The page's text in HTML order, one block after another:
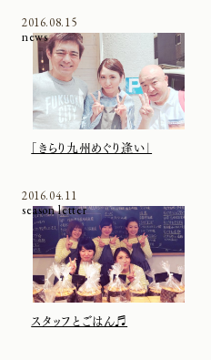
「きらり九州めぐり逢い」
2016.08.15
news
スタッフとごはん♬
2016.04.11
season letter